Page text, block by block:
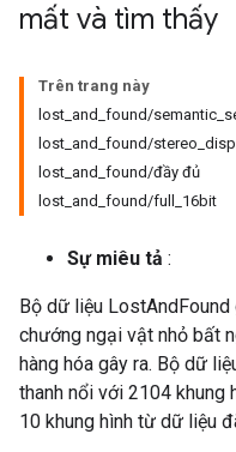
mất và tìm thấy
Trên trang này
lost_and_found/
lost_and_found/
lost_and_found/đầy đủ
lost_and_found/full_16bit
Sự miêu tả :
Bộ dữ liệu
chướng ngại vật nhỏ bất
hàng hóa gây ra. Bộ dữ
thanh nổi với 2104 khung
10 khung hình từ dữ liệu